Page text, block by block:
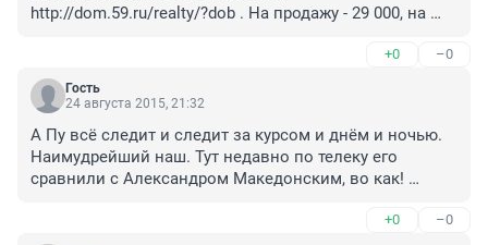
http://dom.59.ru/realty/?dob . На продажу - 29 000, на
купить. Означает что рынок недвижимости рухнет
сильно при таких раскладах и у многих цена кредита
будет намного выше цены квартиры. Это будет
у граждан не было долгов. Какие мнения?
Желательно по делу и без словоблудства
+0 –0
Гость
24 августа 2015, 21:32
А Пу всё следит и следит за курсом и днём и ночью.
Наимудрейший наш. Тут недавно по телеку его
сравнили с Александром Македонским, во как!
+0 –0